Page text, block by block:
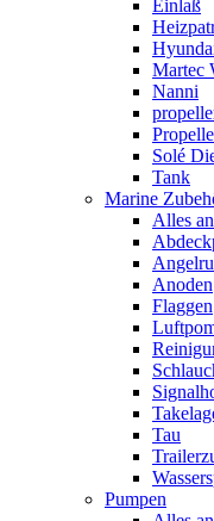
Einlaß
Martec
Nanni
Solé
Tank
Marine
Alles
Anoden
Flaggen
Tau
Pumpen